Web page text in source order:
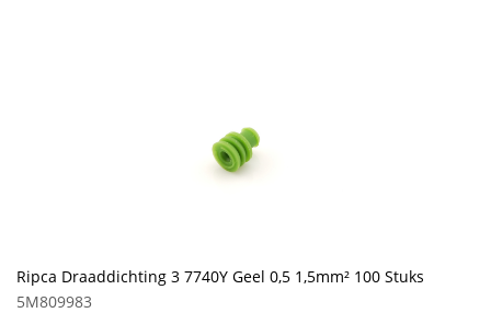
Ripca Draaddichting 3 7740Y Geel 0,5 1,5mm² 100 Stuks
5M809983